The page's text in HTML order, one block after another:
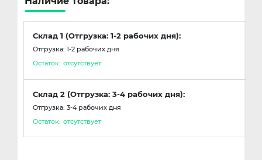
Склад 1 (Отгрузка: 1-2 рабочих дня):
Отгрузка: 1-2 рабочих дня
Остаток: отсутствует
Склад 2 (Отгрузка: 3-4 рабочих дня):
Отгрузка: 3-4 рабочих дня
Остаток: отсутствует